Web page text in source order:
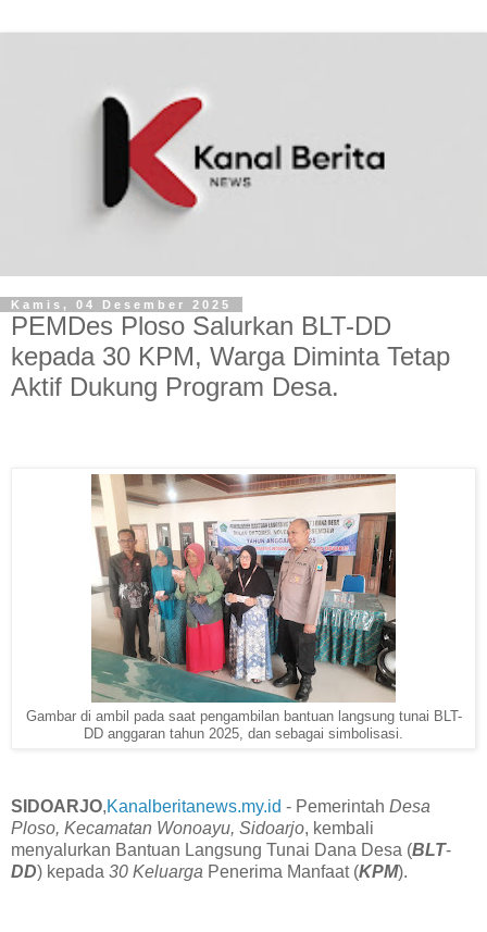
Kamis, 04 Desember 2025
‎PEMDes Ploso Salurkan BLT-DD
kepada 30 KPM, Warga Diminta Tetap
Aktif Dukung Program Desa.
Gambar di ambil pada saat pengambilan bantuan langsung tunai BLT-
DD anggaran tahun 2025, dan sebagai simbolisasi.
SIDOARJO,Kanalberitanews.my.id - Pemerintah Desa
Ploso, Kecamatan Wonoayu, Sidoarjo, kembali
menyalurkan Bantuan Langsung Tunai Dana Desa (BLT-
DD) kepada 30 Keluarga Penerima Manfaat (KPM).